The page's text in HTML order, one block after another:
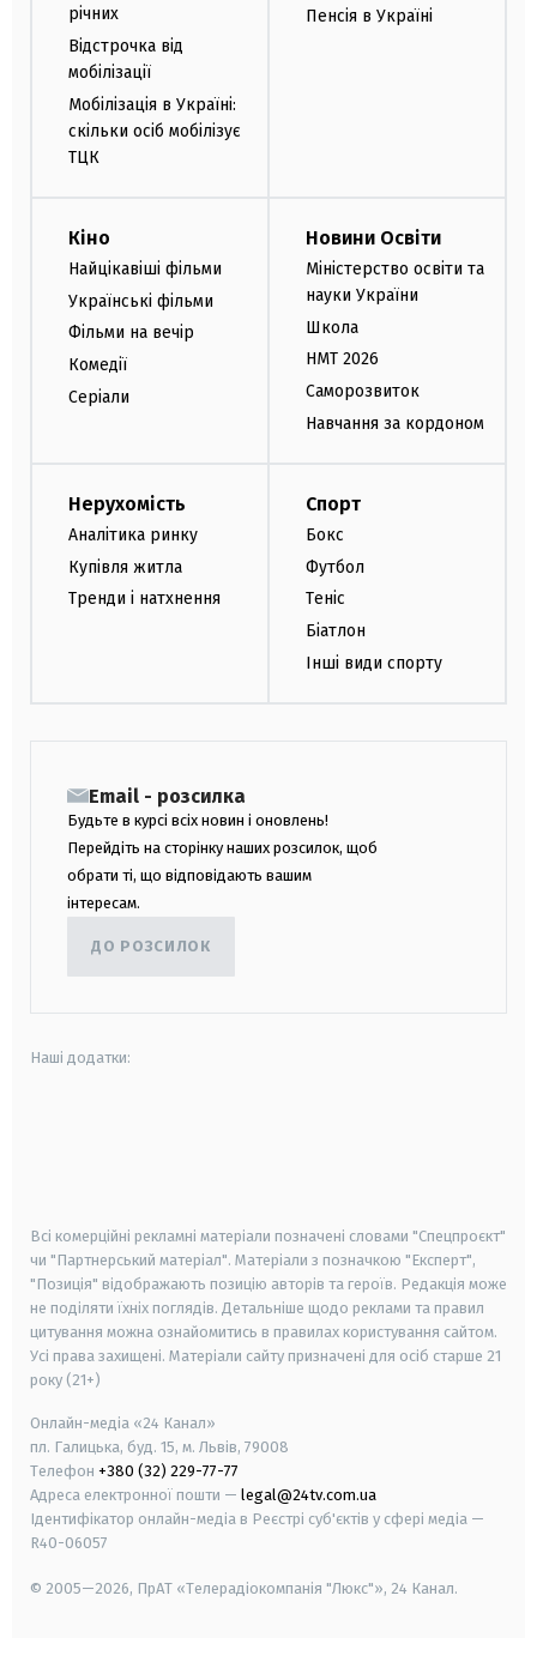
річних
Відстрочка від
мобілізації
Мобілізація в Україні:
скільки осіб мобілізує
ТЦК
Пенсія в Україні
Кіно
Найцікавіші фільми
Українські фільми
Фільми на вечір
Комедії
Серіали
Новини Освіти
Міністерство освіти та
науки України
Школа
НМТ 2026
Саморозвиток
Навчання за кордоном
Нерухомість
Аналітика ринку
Купівля житла
Тренди і натхнення
Спорт
Бокс
Футбол
Теніс
Біатлон
Інші види спорту
Email - розсилка
Будьте в курсі всіх новин і оновлень!
Перейдіть на сторінку наших розсилок, щоб
обрати ті, що відповідають вашим
інтересам.
ДО РОЗСИЛОК
Наші додатки:
Всі комерційні рекламні матеріали позначені словами "Спецпроєкт"
чи "Партнерський матеріал". Матеріали з позначкою "Експерт",
"Позиція" відображають позицію авторів та героїв. Редакція може
не поділяти їхніх поглядів. Детальніше щодо реклами та правил
цитування можна ознайомитись в правилах користування сайтом.
Усі права захищені. Матеріали сайту призначені для осіб старше 21
року (21+)
Онлайн-медіа «24 Канал»
пл. Галицька, буд. 15, м. Львів, 79008
Телефон +380 (32) 229-77-77
Адреса електронної пошти — legal@24tv.com.ua
Ідентифікатор онлайн-медіа в Реєстрі суб'єктів у сфері медіа —
R40-06057
© 2005—2026, ПрАТ «Телерадіокомпанія "Люкс"», 24 Канал.